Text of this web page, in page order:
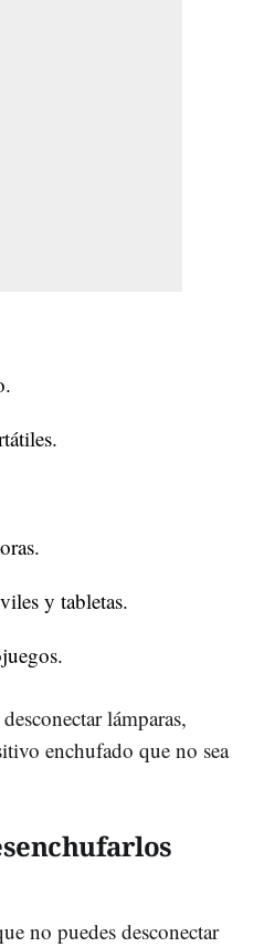
y tabletas.
lámparas,
enchufado que no sea
no puedes desconectar